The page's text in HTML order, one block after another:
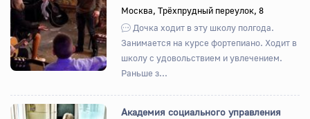
Назад ВпередМосква, Трёхпрудный переулок, 8
Дочка ходит в эту школу полгода.
Занимается на курсе фортепиано. Ходит в
школу с удовольствием и увлечением.
Раньше з...
Академия социального управления